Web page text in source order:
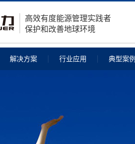
高效有度能源管理实践者
保护和改善地球环境
解决方案 行业应用 典型案例